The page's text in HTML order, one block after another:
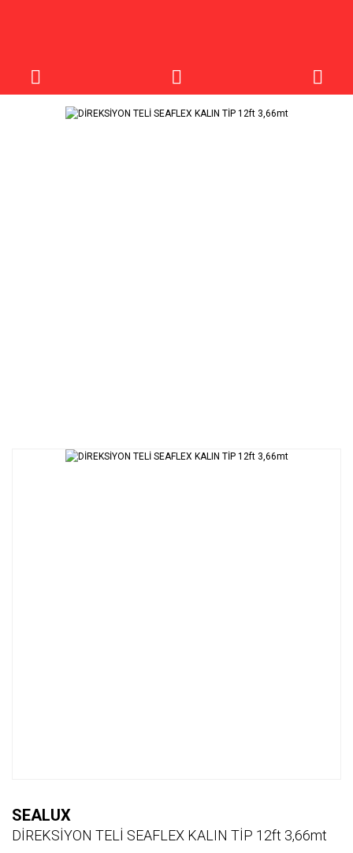
SEALUX
DİREKSİYON TELİ SEAFLEX KALIN TİP 12ft 3,66mt